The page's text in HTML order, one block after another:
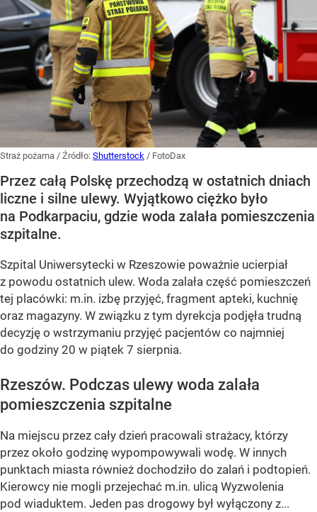
Straż pożarna / Źródło: Shutterstock / FotoDax
Przez całą Polskę przechodzą w ostatnich dniach
liczne i silne ulewy. Wyjątkowo ciężko było
na Podkarpaciu, gdzie woda zalała pomieszczenia
szpitalne.
Szpital Uniwersytecki w Rzeszowie poważnie ucierpiał
z powodu ostatnich ulew. Woda zalała część pomieszczeń
tej placówki: m.in. izbę przyjęć, fragment apteki, kuchnię
oraz magazyny. W związku z tym dyrekcja podjęła trudną
decyzję o wstrzymaniu przyjęć pacjentów co najmniej
do godziny 20 w piątek 7 sierpnia.
Rzeszów. Podczas ulewy woda zalała
pomieszczenia szpitalne
Na miejscu przez cały dzień pracowali strażacy, którzy
przez około godzinę wypompowywali wodę. W innych
punktach miasta również dochodziło do zalań i podtopień.
Kierowcy nie mogli przejechać m.in. ulicą Wyzwolenia
pod wiaduktem. Jeden pas drogowy był wyłączony z...